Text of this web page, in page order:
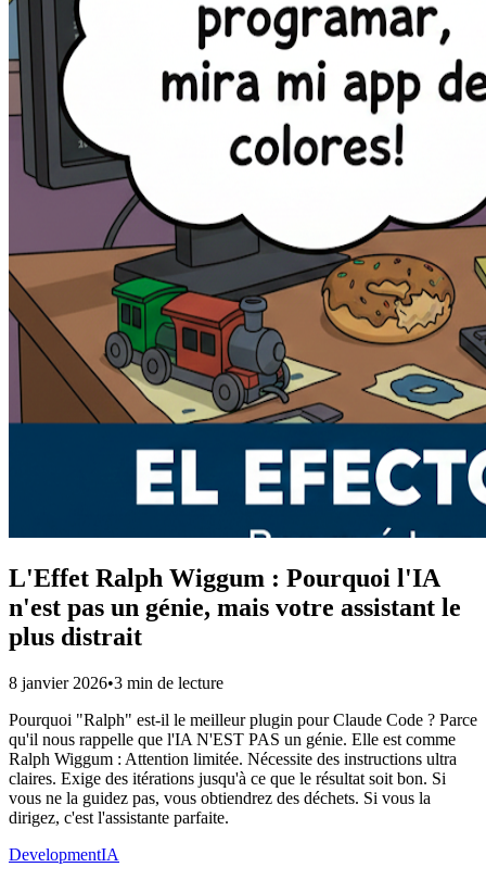
L'Effet Ralph Wiggum : Pourquoi l'IA
n'est pas un génie, mais votre assistant le
plus distrait
8 janvier 2026•3 min de lecture
Pourquoi "Ralph" est-il le meilleur plugin pour Claude Code ? Parce
qu'il nous rappelle que l'IA N'EST PAS un génie. Elle est comme
Ralph Wiggum : Attention limitée. Nécessite des instructions ultra
claires. Exige des itérations jusqu'à ce que le résultat soit bon. Si
vous ne la guidez pas, vous obtiendrez des déchets. Si vous la
dirigez, c'est l'assistante parfaite.
DevelopmentIA